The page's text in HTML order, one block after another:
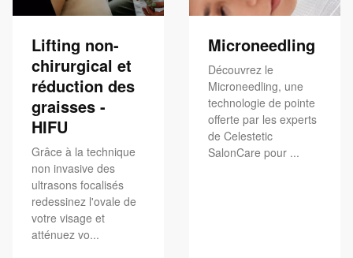
Lifting non-
chirurgical et
réduction des
graisses -
HIFU
Grâce à la technique
non invasive des
ultrasons focalisés
redessinez l'ovale de
votre visage et
atténuez vo...
Microneedling
Découvrez le
Microneedling, une
technologie de pointe
offerte par les experts
de Celestetic
SalonCare pour ...